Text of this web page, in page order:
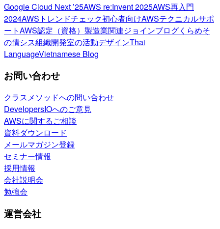
Google Cloud Next ’25AWS re:Invent 2025AWS再入門
2024AWSトレンドチェック初心者向けAWSテクニカルサポ
ートAWS認定（資格） 製造業関連ジョインブログくらめそ
の情シス組織開発室の活動デザインThai
LanguageVietnamese Blog
お問い合わせ
クラスメソッドへの問い合わせ
DevelopersIOへのご意見
AWSに関するご相談
資料ダウンロード
メールマガジン登録
セミナー情報
採用情報
会社説明会
勉強会
運営会社